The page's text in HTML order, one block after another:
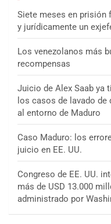
Siete meses en
y jurídicamente un
Los venezolanos más
recompensas
Juicio de Alex Saab ya
los casos de lavado
al entorno de Maduro
Caso Maduro: los
juicio en EE. UU.
Congreso de EE. UU.
más de USD 13.000
administrado por